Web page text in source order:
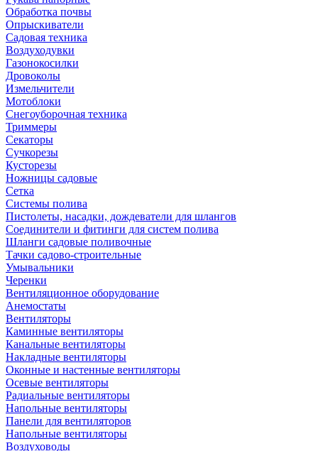
Обработка почвы
Опрыскиватели
Садовая техника
Воздуходувки
Газонокосилки
Дровоколы
Измельчители
Мотоблоки
Снегоуборочная техника
Триммеры
Секаторы
Сучкорезы
Кусторезы
Ножницы садовые
Сетка
Системы полива
Пистолеты, насадки, дождеватели для шлангов
Соединители и фитинги для систем полива
Шланги садовые поливочные
Тачки садово-строительные
Умывальники
Черенки
Вентиляционное оборудование
Анемостаты
Вентиляторы
Каминные вентиляторы
Канальные вентиляторы
Накладные вентиляторы
Оконные и настенные вентиляторы
Осевые вентиляторы
Радиальные вентиляторы
Напольные вентиляторы
Панели для вентиляторов
Напольные вентиляторы
Воздуховоды